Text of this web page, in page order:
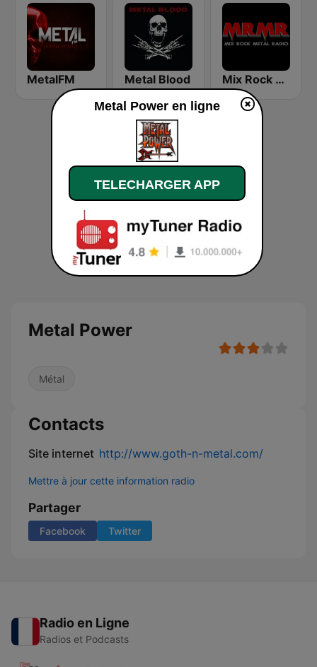
MetalFM Metal Blood Mix Rock Metal Radio
Metal Power
Métal
Contacts
Site internet http://www.goth-n-metal.com/
Mettre à jour cette information radio
Partager
Facebook Twitter
Radio en Ligne
Radios et Podcasts
Metal Power en ligne
TELECHARGER APP